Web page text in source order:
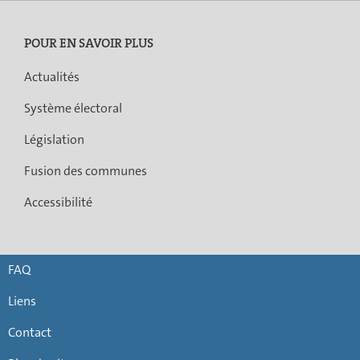
POUR EN SAVOIR PLUS
Actualités
Système électoral
Législation
Fusion des communes
Accessibilité
FAQ
Liens
Contact